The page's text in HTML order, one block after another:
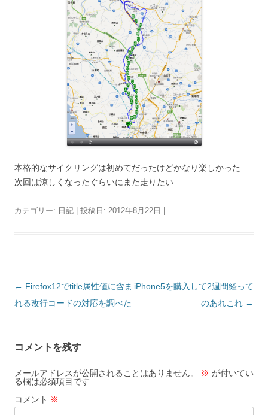
本格的なサイクリングは初めてだったけどかなり楽しかった
次回は涼しくなったぐらいにまた走りたい
カテゴリー: 日記 | 投稿日: 2012年8月22日 |
投
稿
ゲ
ー
シ
ョ
← Firefox12でtitle属性値に含ま
れる改行コードの対応を調べた
iPhone5を購入して2週間経って
のあれこれ →
コメントを残す
メールアドレスが公開されることはありません。 ※ が付いてい
る欄は必須項目です
コメント ※